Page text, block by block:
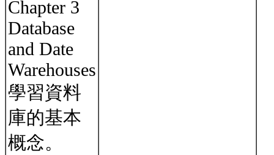
Chapter 3
Database
and Date
Warehouses
學習資料
庫的基本
概念。